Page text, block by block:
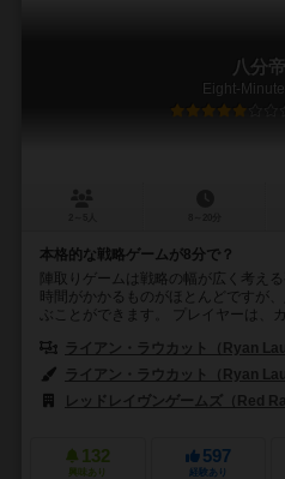
八分
Eight-
本格的な戦略ゲームが8分で？
陣取りゲームは戦略の幅が広く考え
時間がかかるものがほとんどですが
ぶことができます。 プレイヤーは、
ライアン・ラウカット（Ryan
ライアン・ラウカット（Ryan
レッドレイヴンゲームズ（Red
132
興味あり
597
経験あり